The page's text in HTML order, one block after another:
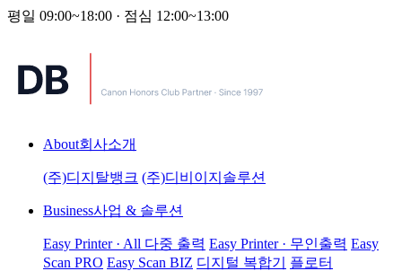
평일 09:00~18:00 · 점심 12:00~13:00
About회사소개
(주)디지탈뱅크 (주)디비이지솔루션
Business사업 & 솔루션
Easy Printer · All 다중 출력 Easy Printer · 무인출력 Easy
Scan PRO Easy Scan BIZ 디지털 복합기 플로터